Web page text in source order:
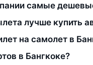
самые
лучше купить
на самолет в
в Бангкоке?